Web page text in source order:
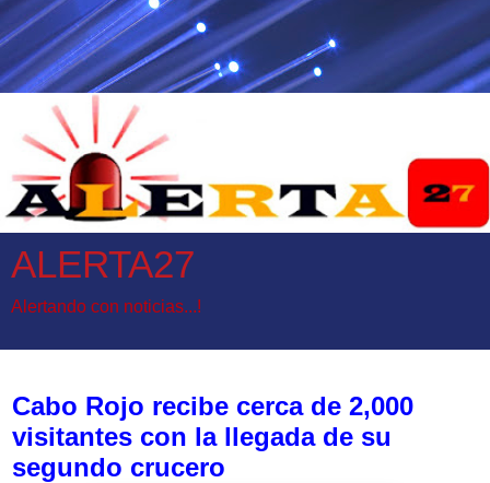
ALERTA27
Alertando con noticias...!
Cabo Rojo recibe cerca de 2,000
visitantes con la llegada de su
segundo crucero